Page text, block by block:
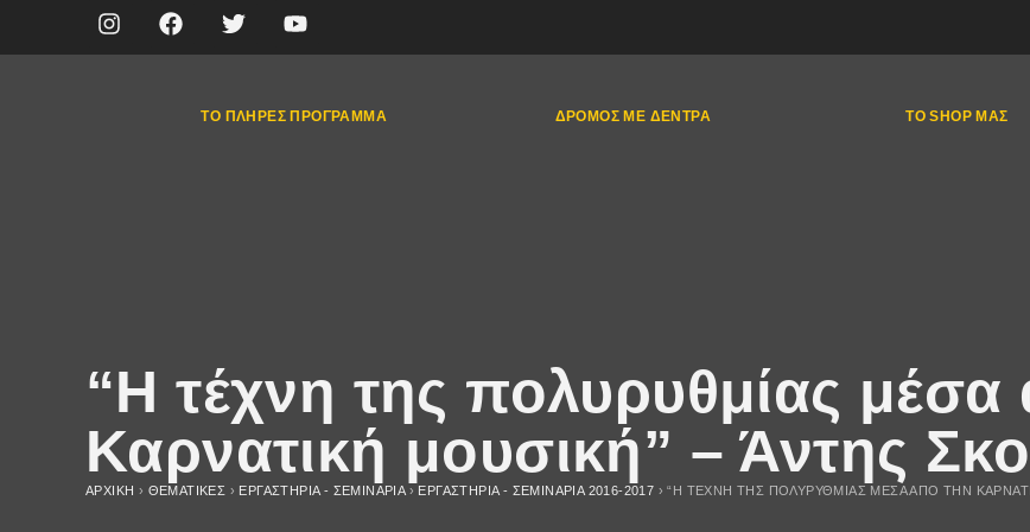
ΤΟ ΠΛΉΡΕΣ ΠΡΌΓΡΑΜΜΑ ΔΡΌΜΟΣ ΜΕ ΔΈΝΤΡΑ ΤΟ SHOP ΜΑΣ
“Η τέχνη της πολυρυθμίας μέσα
Καρνατική μουσική” – Άντης
ΑΡΧΙΚΉ › ΘΕΜΑΤΙΚΈΣ › ΕΡΓΑΣΤΗΡΙΑ - ΣΕΜΙΝΑΡΙΑ› ΕΡΓΑΣΤΗΡΙΑ - ΣΕΜΙΝΑΡΙΑ 2016-2017 ›“Η ΤΈΧΝΗ ΤΗΣ ΠΟΛΥΡΥΘΜΊΑΣ ΜΈΣΑ ΑΠΌ ΤΗΝ